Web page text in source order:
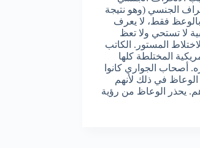
الجنسي (وهو نتيجة
فقط، لا يعرف
لا تستحي ولا تعظ
المستور. الكاتب
المختلطة كلها
أصحاب الجواري كانوا
في ذلك لأنهم
يحذر الوعاظ من رؤية